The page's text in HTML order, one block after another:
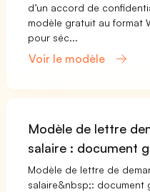
d’un accord de
modèle gratuit au format
pour séc...
Voir le modèle
Modèle de lettre
salaire : document
Modèle de lettre de
salaire&nbsp;: document